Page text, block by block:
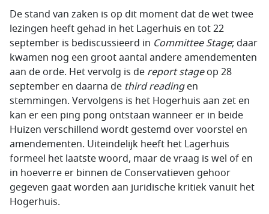
De stand van zaken is op dit moment dat de wet twee
lezingen heeft gehad in het Lagerhuis en tot 22
september is bediscussieerd in Committee Stage; daar
kwamen nog een groot aantal andere amendementen
aan de orde. Het vervolg is de report stageop 28
september en daarna de third readingen
stemmingen. Vervolgens is het Hogerhuis aan zet en
kan er een ping pong ontstaan wanneer er in beide
Huizen verschillend wordt gestemd over voorstel en
amendementen. Uiteindelijk heeft het Lagerhuis
formeel het laatste woord, maar de vraag is wel of en
in hoeverre er binnen de Conservatieven gehoor
gegeven gaat worden aan juridische kritiek vanuit het
Hogerhuis.